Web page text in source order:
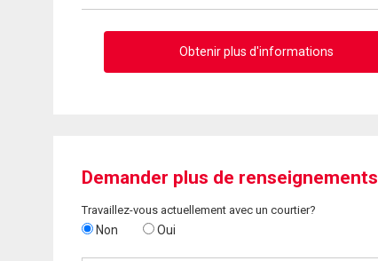
Obtenir plus d'informations
Demander plus de renseignements
Travaillez-vous actuellement avec un courtier?
Non Oui